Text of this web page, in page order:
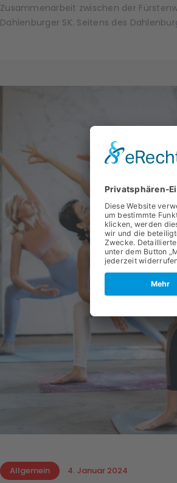
Zusammenarbeit zwischen der
Dahlenburger SK. Seitens des
Allgemein 4. Januar 2024